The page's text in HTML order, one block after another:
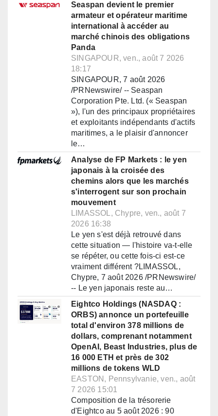
Seaspan devient le premier
armateur et opérateur maritime
international à accéder au
marché chinois des obligations
Panda
SINGAPOUR, ven., août 7 2026
18:17
SINGAPOUR, 7 août 2026
/PRNewswire/ -- Seaspan
Corporation Pte. Ltd. (« Seaspan
»), l'un des principaux propriétaires
et exploitants indépendants d'actifs
maritimes, a le plaisir d'annoncer
le…
Analyse de FP Markets : le yen
japonais à la croisée des
chemins alors que les marchés
s'interrogent sur son prochain
mouvement
LIMASSOL, Chypre, ven., août 7
2026 16:38
Le yen s'est déjà retrouvé dans
cette situation — l'histoire va-t-elle
se répéter, ou cette fois-ci est-ce
vraiment différent ?LIMASSOL,
Chypre, 7 août 2026 /PRNewswire/
-- Le yen japonais reste au…
Eightco Holdings (NASDAQ :
ORBS) annonce un portefeuille
total d'environ 378 millions de
dollars, comprenant notamment
OpenAI, Beast Industries, plus de
16 000 ETH et près de 302
millions de tokens WLD
EASTON, Pennsylvanie, ven., août
7 2026 15:01
Composition de la trésorerie
d'Eightco au 5 août 2026 : 90